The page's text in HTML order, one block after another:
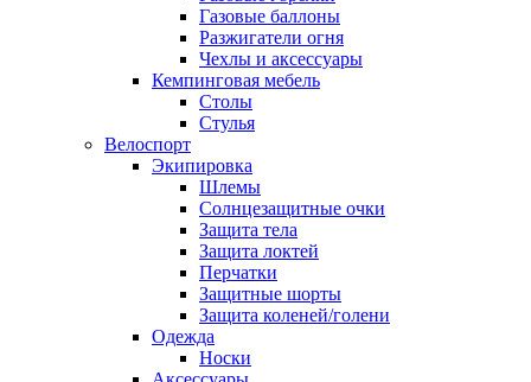
Газовые баллоны
Разжигатели огня
Чехлы и аксессуары
Кемпинговая мебель
Столы
Стулья
Велоспорт
Экипировка
Шлемы
Солнцезащитные очки
Защита тела
Защита локтей
Перчатки
Защитные шорты
Защита коленей/голени
Одежда
Носки